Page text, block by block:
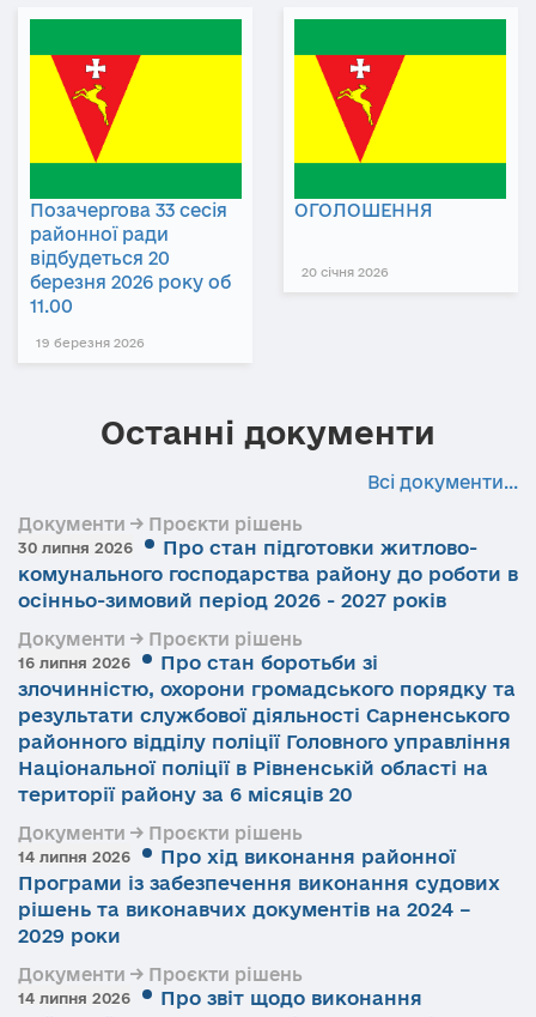
Позачергова 33 сесія
районної ради
відбудеться 20
березня 2026 року об
11.00
19 березня 2026
ОГОЛОШЕННЯ
20 січня 2026
Останні документи
Всі документи...
Документи → Проєкти рішень
30 липня 2026
Про стан підготовки житлово-
комунального господарства району до роботи в
осінньо-зимовий період 2026 - 2027 років
Документи → Проєкти рішень
16 липня 2026
Про стан боротьби зі
злочинністю, охорони громадського порядку та
результати службової діяльності Сарненського
районного відділу поліції Головного управління
Національної поліції в Рівненській області на
території району за 6 місяців 20
Документи → Проєкти рішень
14 липня 2026
Про хід виконання районної
Програми із забезпечення виконання судових
рішень та виконавчих документів на 2024 –
2029 роки
Документи → Проєкти рішень
14 липня 2026
Про звіт щодо виконання